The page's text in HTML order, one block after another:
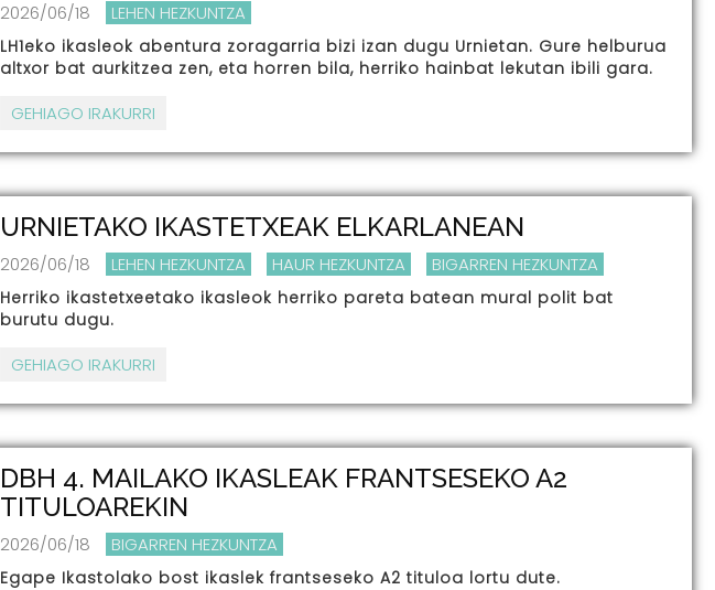
2026/06/18 LEHEN HEZKUNTZA
LH1eko ikasleok abentura zoragarria bizi izan dugu Urnietan. Gure helburua
altxor bat aurkitzea zen, eta horren bila, herriko hainbat lekutan ibili gara.
GEHIAGO IRAKURRI
URNIETAKO IKASTETXEAK ELKARLANEAN
2026/06/18 LEHEN HEZKUNTZA HAUR HEZKUNTZA BIGARREN HEZKUNTZA
Herriko ikastetxeetako ikasleok herriko pareta batean mural polit bat
burutu dugu.
GEHIAGO IRAKURRI
DBH 4. MAILAKO IKASLEAK FRANTSESEKO A2
TITULOAREKIN
2026/06/18 BIGARREN HEZKUNTZA
Egape Ikastolako bost ikaslek frantseseko A2 tituloa lortu dute.